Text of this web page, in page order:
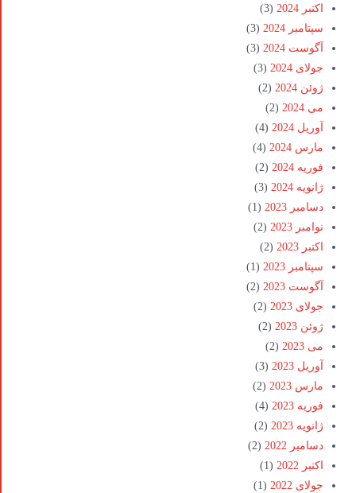
اکتبر 2024
(3)
سپتامبر 2024
(3)
آگوست 2024
(3)
جولای 2024
(3)
ژوئن 2024
(2)
می 2024
(2)
آوریل 2024
(4)
مارس 2024
(4)
فوریه 2024
(2)
ژانویه 2024
(3)
دسامبر 2023
(1)
نوامبر 2023
(2)
اکتبر 2023
(2)
سپتامبر 2023
(1)
آگوست 2023
(2)
جولای 2023
(2)
ژوئن 2023
(2)
می 2023
(2)
آوریل 2023
(3)
مارس 2023
(2)
فوریه 2023
(4)
ژانویه 2023
(2)
دسامبر 2022
(2)
اکتبر 2022
(1)
جولای 2022
(1)